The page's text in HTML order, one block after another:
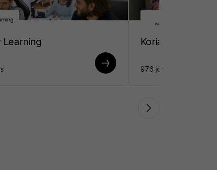
Learning Korian
976 jobs